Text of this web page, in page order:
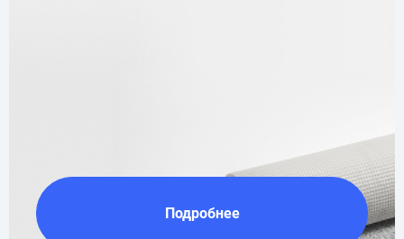
Подробнее